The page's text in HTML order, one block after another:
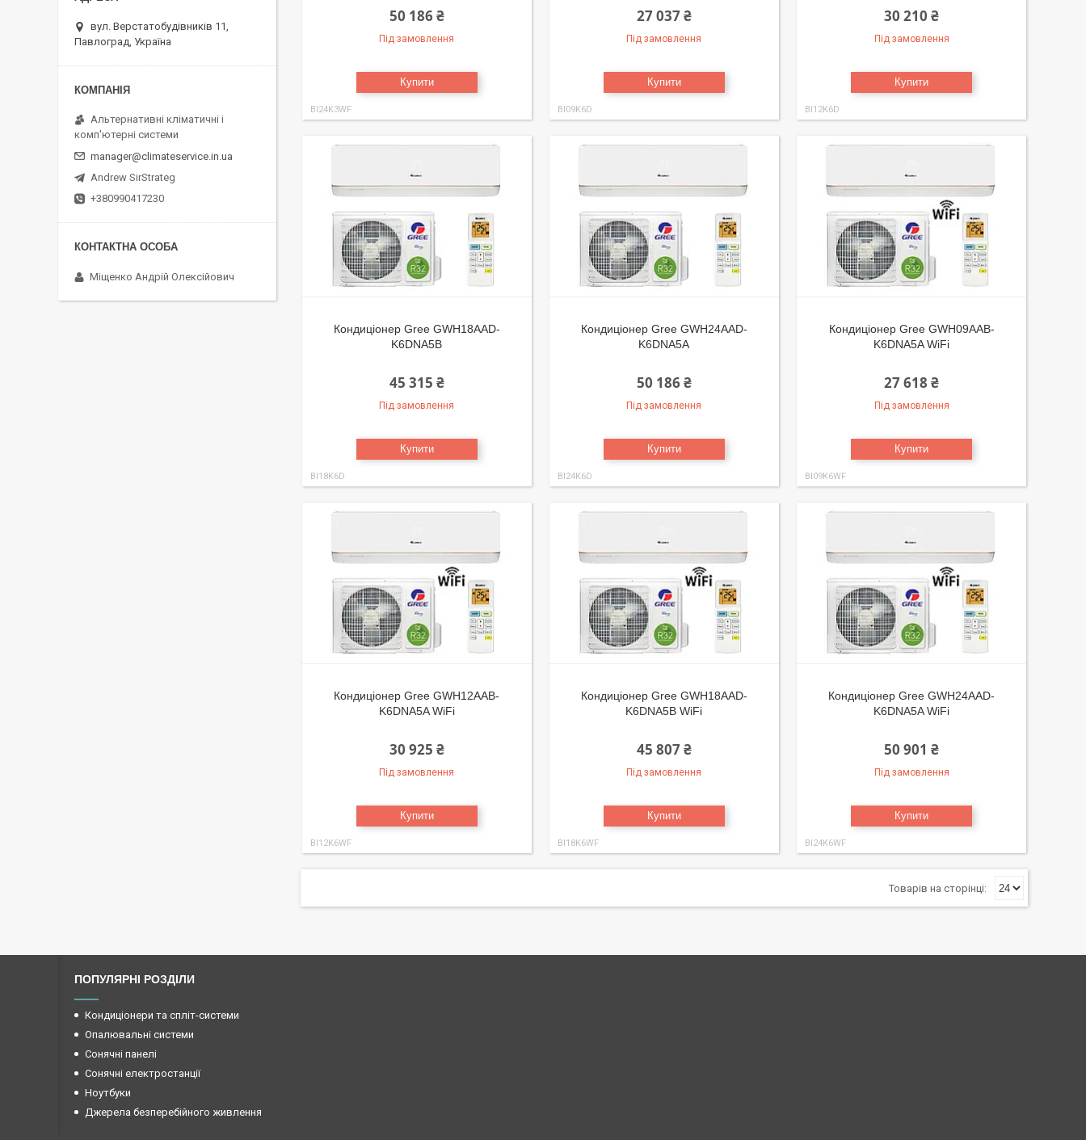
50 186 ₴
Під замовлення
Купити
BI24K3WF
27 037 ₴
Під замовлення
Купити
BI09K6D
30 210 ₴
Під замовлення
Купити
BI12K6D
Кондиціонер Gree GWH18AAD-
K6DNA5B
45 315 ₴
Під замовлення
Купити
BI18K6D
Кондиціонер Gree GWH24AAD-
K6DNA5A
50 186 ₴
Під замовлення
Купити
BI24K6D
Кондиціонер Gree GWH09AAB-
K6DNA5A WiFi
27 618 ₴
Під замовлення
Купити
BI09K6WF
Кондиціонер Gree GWH12AAB-
K6DNA5A WiFi
30 925 ₴
Під замовлення
Купити
BI12K6WF
Кондиціонер Gree GWH18AAD-
K6DNA5B WiFi
45 807 ₴
Під замовлення
Купити
BI18K6WF
Кондиціонер Gree GWH24AAD-
K6DNA5A WiFi
50 901 ₴
Під замовлення
Купити
BI24K6WF
вул. Верстатобудівників 11,
Павлоград, Україна
Альтернативні кліматичні і
комп'ютерні системи
manager@climateservice.in.ua
Andrew SirStrateg
+380990417230
Міщенко Андрій Олексійович
ПОПУЛЯРНІ РОЗДІЛИ
Кондиціонери та спліт-системи
Опалювальні системи
Сонячні панелі
Сонячні електростанції
Ноутбуки
Джерела безперебійного живлення